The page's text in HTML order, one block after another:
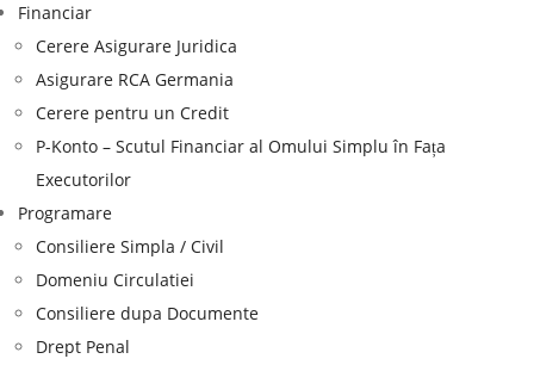
Financiar
Cerere Asigurare Juridica
Asigurare RCA Germania
Cerere pentru un Credit
P-Konto – Scutul Financiar al Omului Simplu în Fața
Executorilor
Programare
Consiliere Simpla / Civil
Domeniu Circulatiei
Consiliere dupa Documente
Drept Penal